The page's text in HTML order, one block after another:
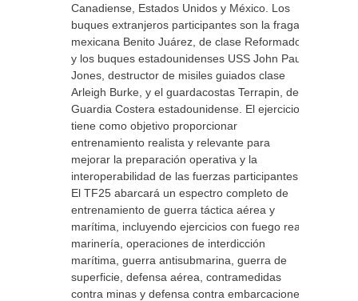
Canadiense, Estados Unidos y México. Los
buques extranjeros participantes son la fragata
mexicana Benito Juárez, de clase Reformador,
y los buques estadounidenses USS John Paul
Jones, destructor de misiles guiados clase
Arleigh Burke, y el guardacostas Terrapin, de la
Guardia Costera estadounidense. El ejercicio
tiene como objetivo proporcionar
entrenamiento realista y relevante para
mejorar la preparación operativa y la
interoperabilidad de las fuerzas participantes.
El TF25 abarcará un espectro completo de
entrenamiento de guerra táctica aérea y
marítima, incluyendo ejercicios con fuego real,
marinería, operaciones de interdicción
marítima, guerra antisubmarina, guerra de
superficie, defensa aérea, contramedidas
contra minas y defensa contra embarcaciones